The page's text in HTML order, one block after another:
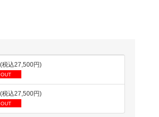
税込27,500円)
税込27,500円)